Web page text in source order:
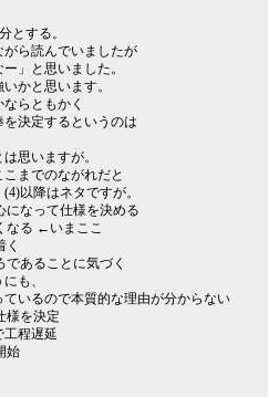
とする。
ら読んでいましたが
」と思いました。
かと思います。
らともかく
決定するというのは
思いますが。
までのながれだと
以降はネタですが。
になって仕様を決める
なる ←いまここ
く
あることに気づく
も、
いるので本質的な理由が分からない
様を決定
程遅延
始